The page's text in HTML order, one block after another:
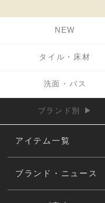
NEW
タイル・床材
洗面・バス
ブランド別 ▶
アイテム一覧
ブランド・ニュース